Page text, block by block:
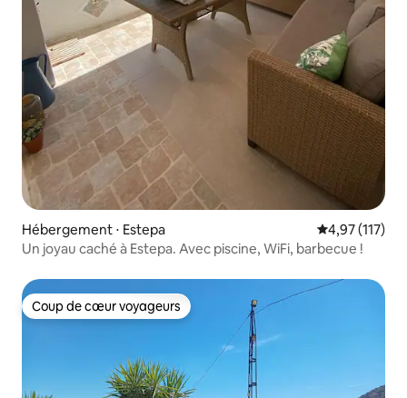
Hébergement ⋅ Estepa Évaluation
4,97 (117)
Un joyau caché à Estepa. Avec piscine, WiFi, barbecue !
Coup de cœur voyageurs
Coup de cœur voyageurs